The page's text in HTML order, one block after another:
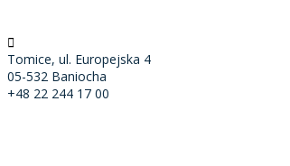
Tomice, ul. Europejska 4
05-532 Baniocha
+48 22 244 17 00